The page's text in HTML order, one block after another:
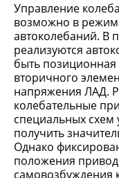
Управление
возможно в
автоколебаний. В
реализуются
быть
вторичного
напряжения ЛАД.
колебательные
специальных схем
получить
Однако
положения
самовозбуждения